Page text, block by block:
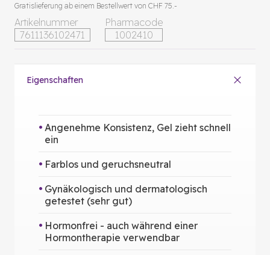
Artikelnummer
7611136102471
Pharmacode
1002410
Gratislieferung ab einem Bestellwert von CHF 75.-
Eigenschaften
Angenehme Konsistenz, Gel zieht schnell
ein
Farblos und geruchsneutral
Gynäkologisch und dermatologisch
getestet (sehr gut)
Hormonfrei - auch während einer
Hormontherapie verwendbar